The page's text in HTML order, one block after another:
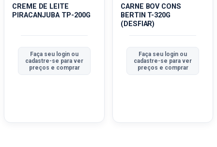
CREME DE LEITE
PIRACANJUBA TP-200G
Faça seu login ou
cadastre-se para ver
preços e comprar
CARNE BOV CONS
BERTIN T-320G
(DESFIAR)
Faça seu login ou
cadastre-se para ver
preços e comprar